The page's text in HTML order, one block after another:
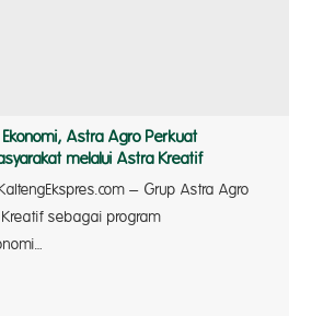
Astra Agro Perkuat
melalui Astra Kreatif
– Grup Astra Agro
sebagai program